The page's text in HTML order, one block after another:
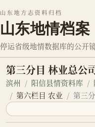
山东地方志资料归档
山东地情档案
停运省级地情数据库的公开
第三分目 林业总公
滨州 阳信县情资料库
第六栏目 农业
第三